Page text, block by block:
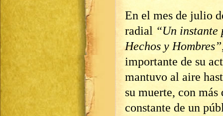
En el mes de julio
radial “Un instante
Hechos y Hombres”
importante de su
mantuvo al aire
su muerte, con
constante de un